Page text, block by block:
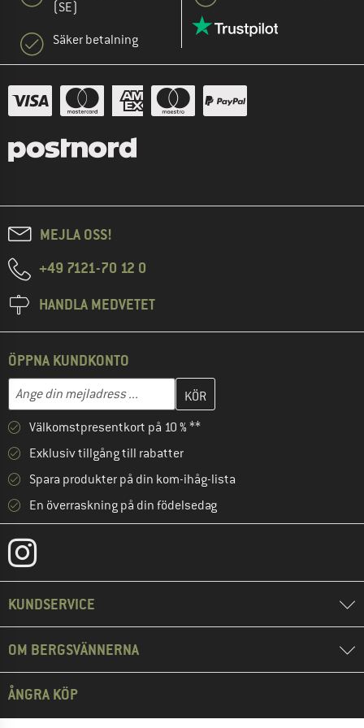
(SE)
Säker betalning
MEJLA OSS!
+49 7121-70 12 0
HANDLA MEDVETET
ÖPPNA KUNDKONTO
Mejladress
Skriv in din e-postadress här och skapa ditt kundkonto i nästa
Välkomstpresentkort på 10 % **
Exklusiv tillgång till rabatter
Spara produkter på din kom-ihåg-lista
En överraskning på din födelsedag
KUNDSERVICE
OM BERGSVÄNNERNA
ÅNGRA KÖP